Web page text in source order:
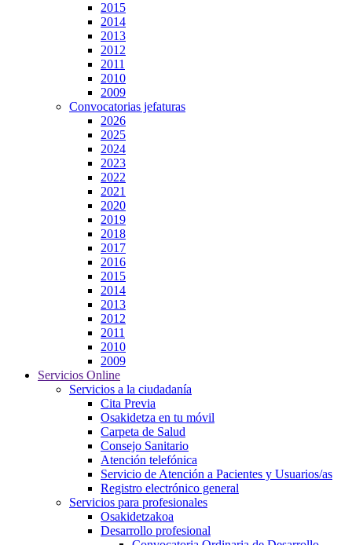
2015
2014
2013
2012
2011
2010
2009
Convocatorias jefaturas
2026
2025
2024
2023
2022
2021
2020
2019
2018
2017
2016
2015
2014
2013
2012
2011
2010
2009
Servicios Online
Servicios a la ciudadanía
Cita Previa
Osakidetza en tu móvil
Carpeta de Salud
Consejo Sanitario
Atención telefónica
Servicio de Atención a Pacientes y Usuarios/as
Registro electrónico general
Servicios para profesionales
Osakidetzakoa
Desarrollo profesional